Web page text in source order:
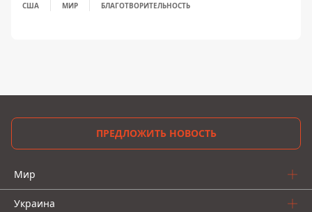
США МИР БЛАГОТВОРИТЕЛЬНОСТЬ
ПРЕДЛОЖИТЬ НОВОСТЬ
Мир
Украина